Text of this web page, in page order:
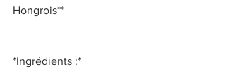
Hongrois**
*Ingrédients :*